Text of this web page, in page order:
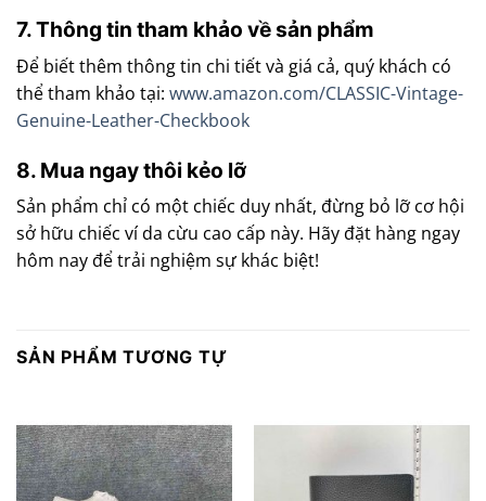
7. Thông tin tham khảo về sản phẩm
Để biết thêm thông tin chi tiết và giá cả, quý khách có
thể tham khảo tại: www.amazon.com/CLASSIC-Vintage-
Genuine-Leather-Checkbook
8. Mua ngay thôi kẻo lỡ
Sản phẩm chỉ có một chiếc duy nhất, đừng bỏ lỡ cơ hội
sở hữu chiếc ví da cừu cao cấp này. Hãy đặt hàng ngay
hôm nay để trải nghiệm sự khác biệt!
SẢN PHẨM TƯƠNG TỰ